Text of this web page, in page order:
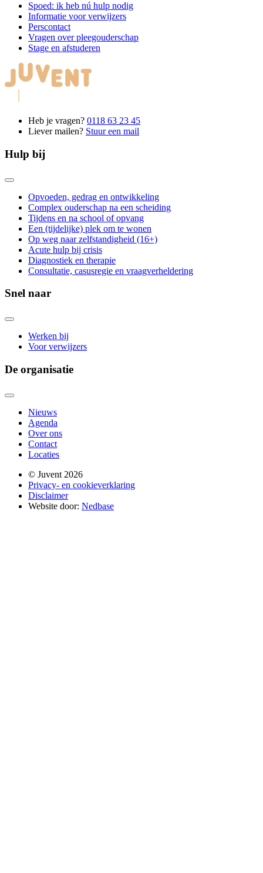
Spoed: ik heb nú hulp nodig
Informatie voor verwijzers
Perscontact
Vragen over pleegouderschap
Stage en afstuderen
Heb je vragen? 0118 63 23 45
Liever mailen? Stuur een mail
Hulp bij
Opvoeden, gedrag en ontwikkeling
Complex ouderschap na een scheiding
Tijdens en na school of opvang
Een (tijdelijke) plek om te wonen
Op weg naar zelfstandigheid (16+)
Acute hulp bij crisis
Diagnostiek en therapie
Consultatie, casusregie en vraagverheldering
Snel naar
Werken bij
Voor verwijzers
De organisatie
Nieuws
Agenda
Over ons
Contact
Locaties
© Juvent 2026
Privacy- en cookieverklaring
Disclaimer
Website door: Nedbase